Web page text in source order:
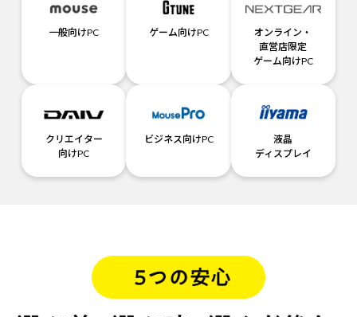
一般向けPC ゲーム向けPC
オンライン・
直営店限定
ゲーム向けPC
クリエイター
向けPC
ビジネス向けPC
液晶
ディスプレイ